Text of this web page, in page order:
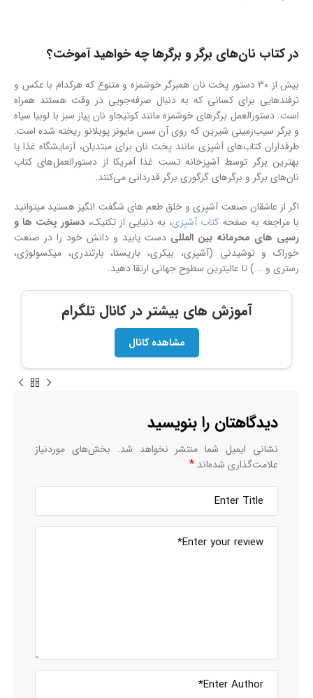
در کتاب نان‌های برگر و برگرها چه خواهید آموخت؟
بیش از 30 دستور پخت نان همبرگر خوشمزه و متنوع که هرکدام با عکس و
ترفندهایی برای کسانی که به دنبال صرفه‌جویی در وقت هستند همراه
است. دستورالعمل برگرهای خوشمزه مانند کوتیجاو نان پیاز سبز با لوبیا سیاه
و برگر سیب‌زمینی شیرین که روی آن سس مایونز پوبلانو ریخته شده است.
طرفداران کتاب‌های آشپزی مانند پخت نان برای مبتدیان، آزمایشگاه غذا یا
بهترین برگر توسط آشپزخانه تست غذا آمریکا از دستورالعمل‌های کتاب
نان‌های برگر و برگرهای گرگوری برگر قدردانی می‌کنند.
اگر از عاشقان صنعت آشپزی و خلق طعم های شگفت انگیز هستید میتوانید
با مراجعه به صفحه کتاب آشپزی، به دنیایی از تکنیک، دستور پخت ها و
رسپی های محرمانه بین المللی دست یابید و دانش خود را در صنعت
خوراک و نوشیدنی (آشپزی، بیکری، باریستا، بارتندری، میکسولوژی،
رستری و ...) تا عالیترین سطوح جهانی ارتقا دهید.
آموزش های بیشتر در کانال تلگرام
مشاهده کانال
دیدگاهتان را بنویسید
نشانی ایمیل شما منتشر نخواهد شد. بخش‌های موردنیاز
علامت‌گذاری شده‌اند *